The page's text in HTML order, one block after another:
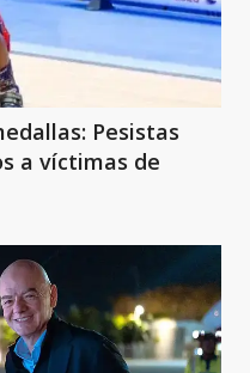
Pesistas
a víctimas de